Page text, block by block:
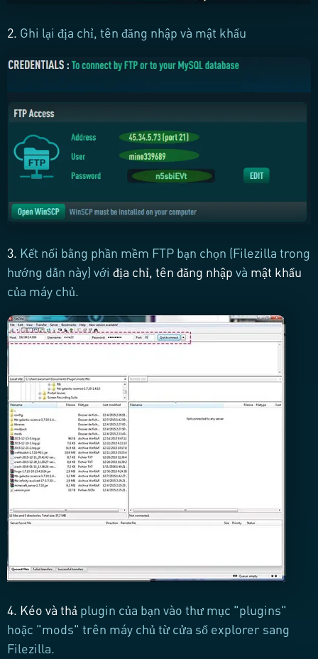
2. Ghi lại địa chỉ, tên đăng nhập và mật khẩu
3. Kết nối bằng phần mềm FTP bạn chọn (Filezilla trong
hướng dẫn này) với địa chỉ, tên đăng nhập và mật khẩu
của máy chủ.
4. Kéo và thả plugin của bạn vào thư mục "plugins"
hoặc "mods" trên máy chủ từ cửa sổ explorer sang
Filezilla.